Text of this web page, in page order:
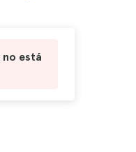
no está